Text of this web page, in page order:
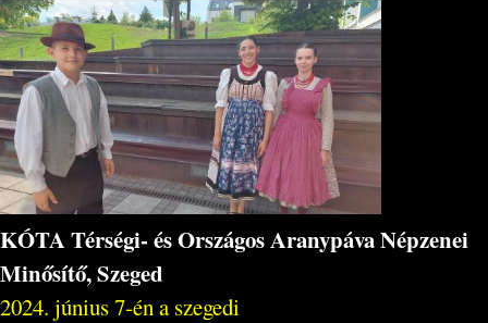
KÓTA Térségi- és Országos Aranypáva Népzenei
Minősítő, Szeged
2024. június 7-én a szegedi